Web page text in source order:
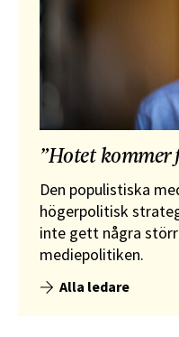
”Hotet kommer
Den populistiska
högerpolitisk
inte gett några
mediepolitiken.
Alla ledare